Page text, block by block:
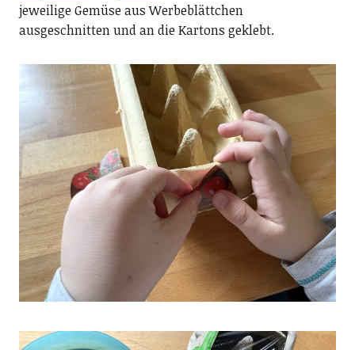
jeweilige Gemüse aus Werbeblättchen
ausgeschnitten und an die Kartons geklebt.